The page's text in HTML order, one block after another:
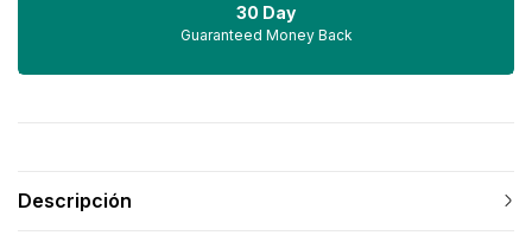
30 Day
Guaranteed Money Back
Descripción